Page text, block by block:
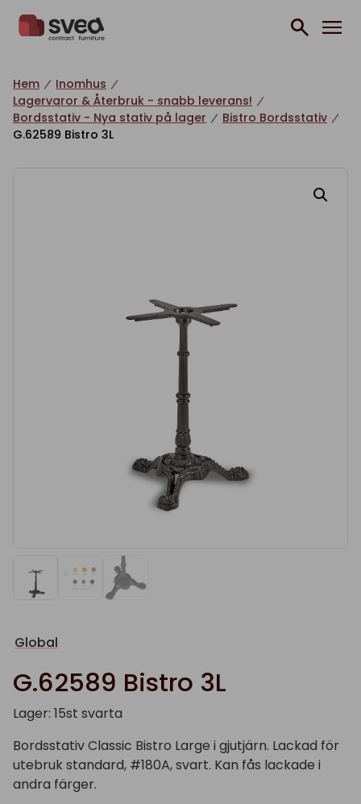
Hem
Inomhus
Lagervaror & Återbruk - snabb leverans!
Bordsstativ - Nya stativ på lager
Bistro Bordsstativ
G.62589 Bistro 3L
Global
G.62589 Bistro 3L
Lager: 15st svarta
Bordsstativ Classic Bistro Large i gjutjärn. Lackad för
utebruk standard, #180A, svart. Kan fås lackade i
andra färger.